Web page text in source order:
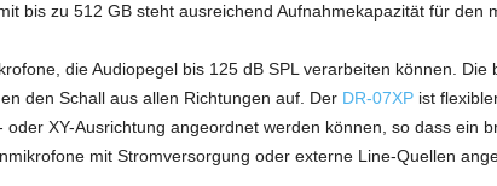
bis zu 512 GB steht ausreichend Aufnahmekapazität für den
die Audiopegel bis 125 dB SPL verarbeiten können.
den Schall aus allen Richtungen auf. Der DR-07XPist
XY-Ausrichtung angeordnet werden können, so dass ein
mit Stromversorgung oder externe Line-Quellen